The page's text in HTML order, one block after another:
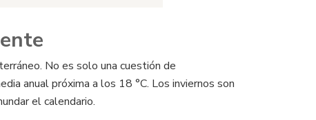
No es solo una cuestión de
anual próxima a los 18 °C. Los inviernos son
el calendario.